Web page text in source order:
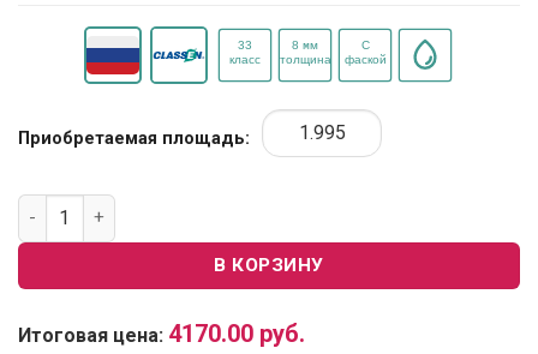
Приобретаемая площадь:
Количество товара Ламинат Classen Naturale WR 1874155
В КОРЗИНУ
Итоговая цена: 4170.00 руб.